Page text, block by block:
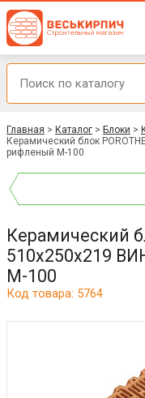
Главная > Каталог > Блоки >
Керамический блок
рифленый М-100
Керамический
510x250x219
М-100
Код товара: 5764